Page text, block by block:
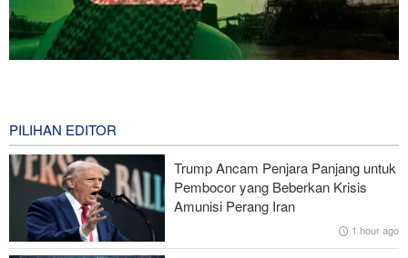
Brigjen Ebnolreza: Teknologi Iran Lebih Unggul daripada Sistem
Impor Mana Pun di Kawasan
Mengapa AS Nyaris Kehabisan Senjata dalam perang melawan
Iran?
PILIHAN EDITOR
Trump Ancam Penjara Panjang untuk
Pembocor yang Beberkan Krisis
Amunisi Perang Iran
1 hour ago